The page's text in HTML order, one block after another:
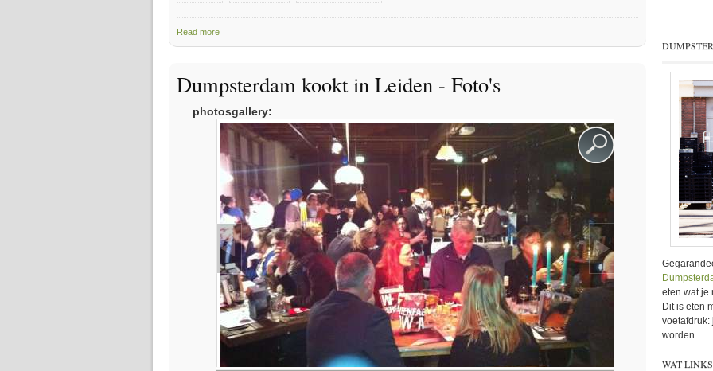
Read more
Dumpsterdam kookt in Leiden - Foto's
photosgallery:
eten wat je
Dit is eten
voetafdruk:
worden.
WAT LINKS